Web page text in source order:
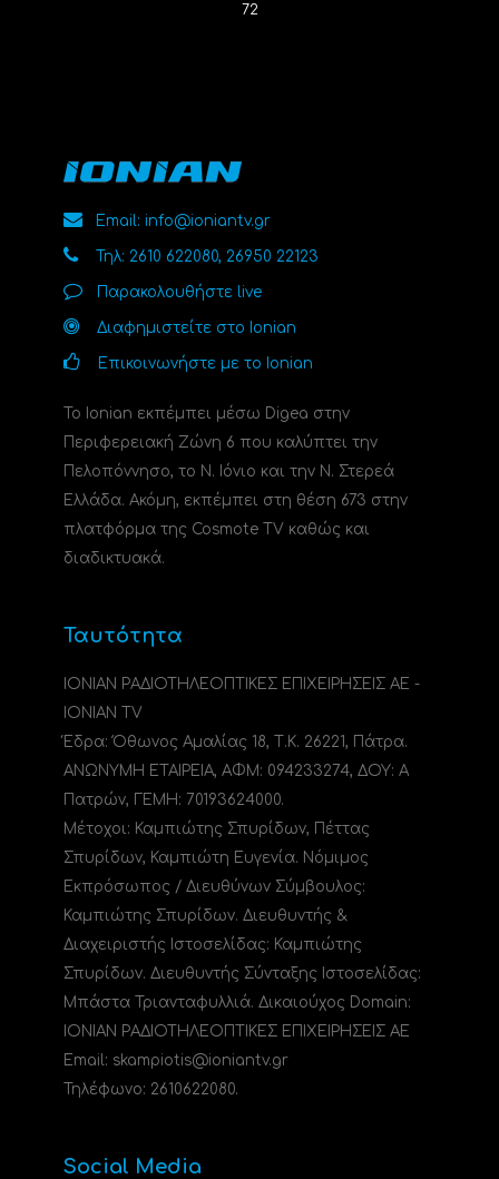
72
Email: info@ioniantv.gr
Τηλ: 2610 622080, 26950 22123
Παρακολουθήστε live
Διαφημιστείτε στο Ionian
Επικοινωνήστε με το Ionian
Το Ionian εκπέμπει μέσω Digea στην
Περιφερειακή Ζώνη 6 που καλύπτει την
Πελοπόννησο, το N. Ιόνιο και την Ν. Στερεά
Ελλάδα. Ακόμη, εκπέμπει στη θέση 673 στην
πλατφόρμα της Cosmote TV καθώς και
διαδικτυακά.
Ταυτότητα
ΙΟΝΙΑΝ ΡΑΔΙΟΤΗΛΕΟΠΤΙΚΕΣ ΕΠΙΧΕΙΡΗΣΕΙΣ ΑΕ -
IONIAN TV
Έδρα: Όθωνος Αμαλίας 18, Τ.Κ. 26221, Πάτρα.
ΑΝΩΝΥΜΗ ΕΤΑΙΡΕΙΑ, ΑΦΜ: 094233274, ΔΟΥ: A
Πατρών, ΓΕΜΗ: 70193624000.
Μέτοχοι: Καμπιώτης Σπυρίδων, Πέττας
Σπυρίδων, Καμπιώτη Ευγενία. Νόμιμος
Εκπρόσωπος / Διευθύνων Σύμβουλος:
Καμπιώτης Σπυρίδων. Διευθυντής &
Διαχειριστής Ιστοσελίδας: Καμπιώτης
Σπυρίδων. Διευθυντής Σύνταξης Ιστοσελίδας:
Μπάστα Τριανταφυλλιά. Δικαιούχος Domain:
ΙΟΝΙΑΝ ΡΑΔΙΟΤΗΛΕΟΠΤΙΚΕΣ ΕΠΙΧΕΙΡΗΣΕΙΣ ΑΕ
Email: skampiotis@ioniantv.gr
Τηλέφωνο: 2610622080.
Social Media